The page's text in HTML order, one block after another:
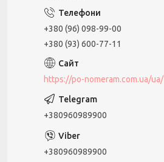
+380 (96) 098-99-00
+380 (93) 600-77-11
https://po-nomeram.com.ua/ua/
+380960989900
+380960989900